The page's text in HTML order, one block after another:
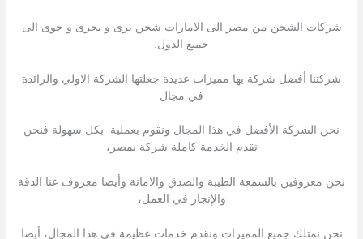
شركات الشحن من مصر الى الامارات شحن برى و بحرى و جوى الى
جميع الدول.
شركتنا أفضل شركة بها مميزات عديدة جعلتها الشركة الاولي والرائدة
في مجال
نحن الشركة الأفضل في هذا المجال ونقوم بعملية بكل سهولة فنحن
نقدم الخدمة كاملة شركة بمصر،
نحن معروفين بالسمعة الطيبة والصدق والامانة وأيضا معروف عنا الدقة
والإنجاز في العمل،
نحن نمتلك جميع المميزات ونقدم خدمات عظيمة في هذا المجال، أيضا